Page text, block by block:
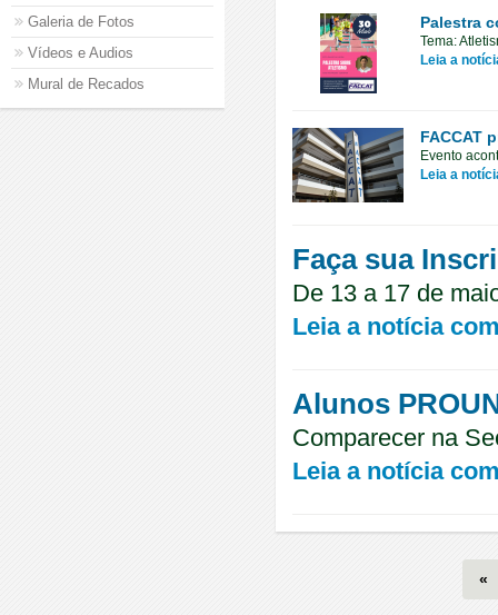
Galeria de Fotos
Vídeos e Audios
Mural de Recados
Palestra
Tema:
Leia a
FACCAT
Evento
Leia a
Faça sua
De 13 a 17 de
Leia a notícia
Alunos
Comparecer na
Leia a notícia
«